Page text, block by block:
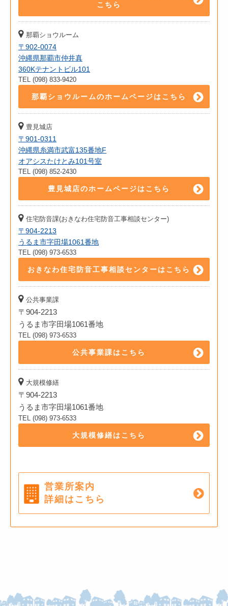
こちら
那覇ショウルーム
〒902-0074
沖縄県那覇市仲井真
360Kテナントビル101
TEL (098) 833-9420
那覇ショウルームのホームページはこちら
豊見城店
〒901-0311
沖縄県糸満市武富135番地F
オアシスたけとみ101号室
TEL (098) 852-2430
豊見城店のホームページはこちら
住宅防音課(おきなわ住宅防音工事相談センター)
〒904-2213
うるま市字田場1061番地
TEL (098) 973-6533
おきなわ住宅防音工事相談センターはこちら
公共事業課
〒904-2213
うるま市字田場1061番地
TEL (098) 973-6533
公共事業課はこちら
大規模修繕
〒904-2213
うるま市字田場1061番地
TEL (098) 973-6533
大規模修繕はこちら
営業所案内
詳細はこちら